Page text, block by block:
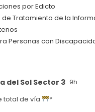
por Edicto
de Tratamiento de la
Personas con
del Sol Sector 3 9h
total de vía
*